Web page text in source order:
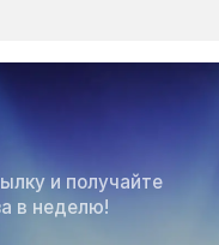
и получайте
в неделю!